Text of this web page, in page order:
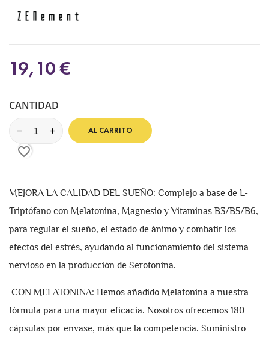
19,10 €
CANTIDAD
AL CARRITO
favorite_border
MEJORA LA CALIDAD DEL SUEÑO: Complejo a base de L-
Triptófano con Melatonina, Magnesio y Vitaminas B3/B5/B6,
para regular el sueño, el estado de ánimo y combatir los
efectos del estrés, ayudando al funcionamiento del sistema
nervioso en la producción de Serotonina.
CON MELATONINA: Hemos añadido Melatonina a nuestra
fórmula para una mayor eficacia. Nosotros ofrecemos 180
cápsulas por envase, más que la competencia. Suministro